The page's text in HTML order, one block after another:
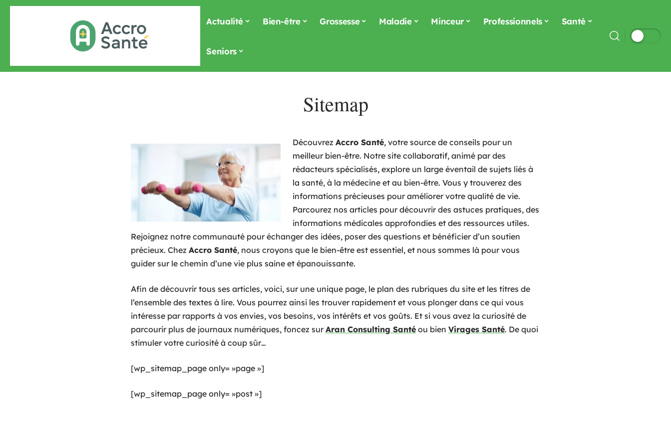
Actualité Bien-être Grossesse Maladie Minceur Professionnels Santé
Seniors
Sitemap
Découvrez Accro Santé, votre source de conseils pour un
meilleur bien-être. Notre site collaboratif, animé par des
rédacteurs spécialisés, explore un large éventail de sujets liés à
la santé, à la médecine et au bien-être. Vous y trouverez des
informations précieuses pour améliorer votre qualité de vie.
Parcourez nos articles pour découvrir des astuces pratiques, des
informations médicales approfondies et des ressources utiles.
Rejoignez notre communauté pour échanger des idées, poser des questions et bénéficier d’un soutien
précieux. Chez Accro Santé, nous croyons que le bien-être est essentiel, et nous sommes là pour vous
guider sur le chemin d’une vie plus saine et épanouissante.
Afin de découvrir tous ses articles, voici, sur une unique page, le plan des rubriques du site et les titres de
l’ensemble des textes à lire. Vous pourrez ainsi les trouver rapidement et vous plonger dans ce qui vous
intéresse par rapports à vos envies, vos besoins, vos intérêts et vos goûts. Et si vous avez la curiosité de
parcourir plus de journaux numériques, foncez sur Aran Consulting Santé ou bien Virages Santé. De quoi
stimuler votre curiosité à coup sûr…
[wp_sitemap_page only= »page »]
[wp_sitemap_page only= »post »]